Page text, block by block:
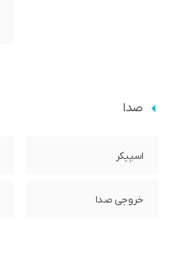
صدا
اسپیکر
خروجی صدا